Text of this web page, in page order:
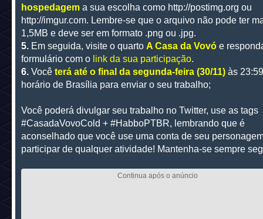
hospedagema sua escolha como http://postimg.org ou
http://imgur.com. Lembre-se que o arquivo não pode ter
1,5MB e deve ser em formato .png ou .jpg.
5. Em seguida, visite o quarto A Casa da Vovóe
formulário com olink da sua participação.
6. Você terá até o final da segunda-feira (30/11)às 23:59
horário de Brasília para enviar o seu trabalho;
Você poderá divulgar seu trabalho no Twitter, use as tags
#CasadaVovoCold + #HabboPTBR, lembrando que é
aconselhado que você use uma conta de seu
participar de qualquer atividade! Mantenha-se sempre